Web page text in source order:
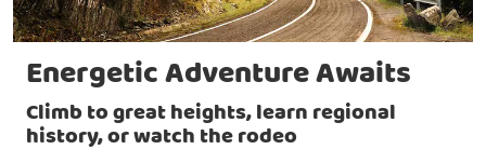
Energetic Adventure Awaits
Climb to great heights, learn regional
history, or watch the rodeo